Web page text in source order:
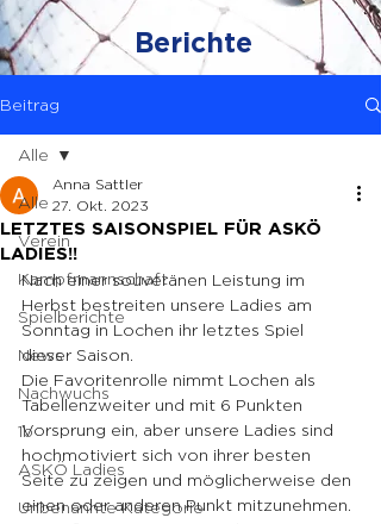
Berichte
Beitrag
Alle
Verein
Kampfmannschaft
Spielberichte
News
Nachwuchs
1b
ASKÖ Ladies
Unbenannte Kategorie
Alle
LETZTES SAISONSPIEL FÜR ASKÖ
LADIES!!
Anna Sattler
27. Okt. 2023
Nach einer souveränen Leistung im
Herbst bestreiten unsere Ladies am
Sonntag in Lochen ihr letztes Spiel
dieser Saison.
Die Favoritenrolle nimmt Lochen als
Tabellenzweiter und mit 6 Punkten
Vorsprung ein, aber unsere Ladies sind
hochmotiviert sich von ihrer besten
Seite zu zeigen und möglicherweise den
einen oder anderen Punkt mitzunehmen.